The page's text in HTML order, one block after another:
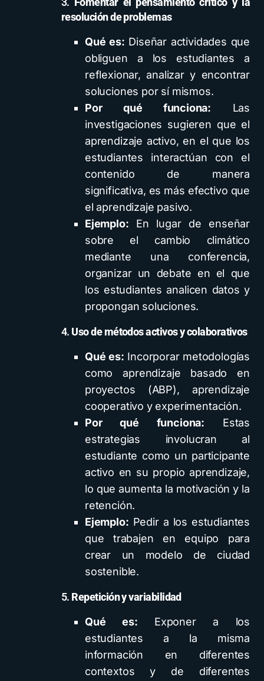
resolución de problemas
Qué es: Diseñar actividades que
obliguen a los estudiantes a
reflexionar, analizar y encontrar
soluciones por sí mismos.
Por qué funciona: Las
investigaciones sugieren que el
aprendizaje activo, en el que los
estudiantes interactúan con el
contenido de manera
significativa, es más efectivo que
el aprendizaje pasivo.
Ejemplo: En lugar de enseñar
sobre el cambio climático
mediante una conferencia,
organizar un debate en el que
los estudiantes analicen datos y
propongan soluciones.
4. Uso de métodos activos y colaborativos
Qué es: Incorporar metodologías
como aprendizaje basado en
proyectos (ABP), aprendizaje
cooperativo y experimentación.
Por qué funciona: Estas
estrategias involucran al
estudiante como un participante
activo en su propio aprendizaje,
lo que aumenta la motivación y la
retención.
Ejemplo: Pedir a los estudiantes
que trabajen en equipo para
crear un modelo de ciudad
sostenible.
5. Repetición y variabilidad
Qué es: Exponer a los
estudiantes a la misma
información en diferentes
contextos y de diferentes